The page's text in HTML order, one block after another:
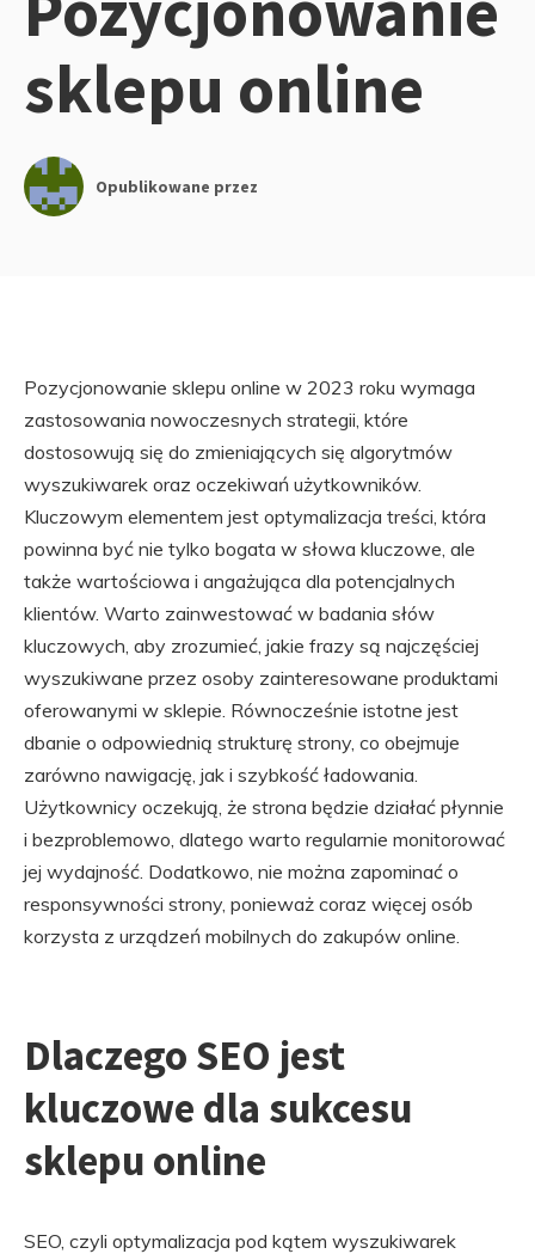
sklepu online
Opublikowane przez
Pozycjonowanie sklepu online w 2023 roku wymaga
zastosowania nowoczesnych strategii, które
dostosowują się do zmieniających się algorytmów
wyszukiwarek oraz oczekiwań użytkowników.
Kluczowym elementem jest optymalizacja treści, która
powinna być nie tylko bogata w słowa kluczowe, ale
także wartościowa i angażująca dla potencjalnych
klientów. Warto zainwestować w badania słów
kluczowych, aby zrozumieć, jakie frazy są najczęściej
wyszukiwane przez osoby zainteresowane produktami
oferowanymi w sklepie. Równocześnie istotne jest
dbanie o odpowiednią strukturę strony, co obejmuje
zarówno nawigację, jak i szybkość ładowania.
Użytkownicy oczekują, że strona będzie działać płynnie
i bezproblemowo, dlatego warto regularnie monitorować
jej wydajność. Dodatkowo, nie można zapominać o
responsywności strony, ponieważ coraz więcej osób
korzysta z urządzeń mobilnych do zakupów online.
Dlaczego SEO jest
kluczowe dla sukcesu
sklepu online
SEO, czyli optymalizacja pod kątem wyszukiwarek